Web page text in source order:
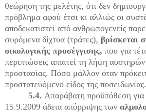
θεώρηση της μελέτης, ότι δεν
πρόβλημα αφού έτσι κι αλλιώς οι
αποδεκατιστεί από ανθρωπογενείς
συρόμενα δίχτυα (τράτες), βρίσκεται
οικολογικής προσέγγισης, που για
περιπτώσεις απαιτεί τη λήψη
προστασίας. Πόσο μάλλον όταν
προστατευόμενο είδος της ποσειδωνίας.
5.4. Απαράβατη προϋπόθεση για
15.9.2009 άδεια απόρριψης των